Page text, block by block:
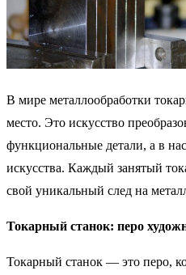
В мире металлообработки
место. Это искусство
функциональные детали, а в
искусства. Каждый занятый
свой уникальный след на
Токарный станок: перо
Токарный станок — это перо,